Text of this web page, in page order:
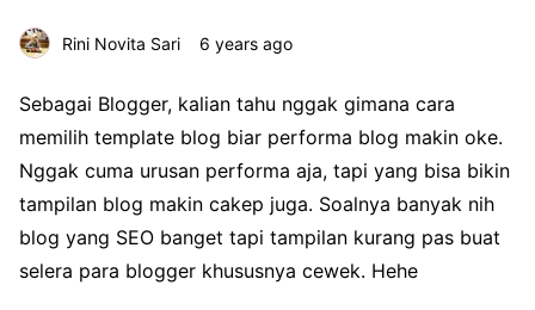
Rini Novita Sari 6 years ago
Sebagai Blogger, kalian tahu nggak gimana cara
memilih template blog biar performa blog makin oke.
Nggak cuma urusan performa aja, tapi yang bisa bikin
tampilan blog makin cakep juga. Soalnya banyak nih
blog yang SEO banget tapi tampilan kurang pas buat
selera para blogger khususnya cewek. Hehe